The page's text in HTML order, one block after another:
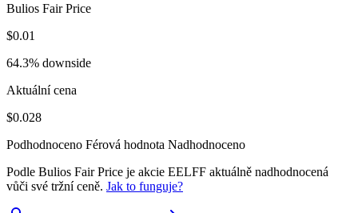
Bulios Fair Price
$0.01
64.3% downside
Aktuální cena
$0.028
Podhodnoceno Férová hodnota Nadhodnoceno
Podle Bulios Fair Price je akcie EELFF aktuálně nadhodnocená
vůči své tržní ceně. Jak to funguje?